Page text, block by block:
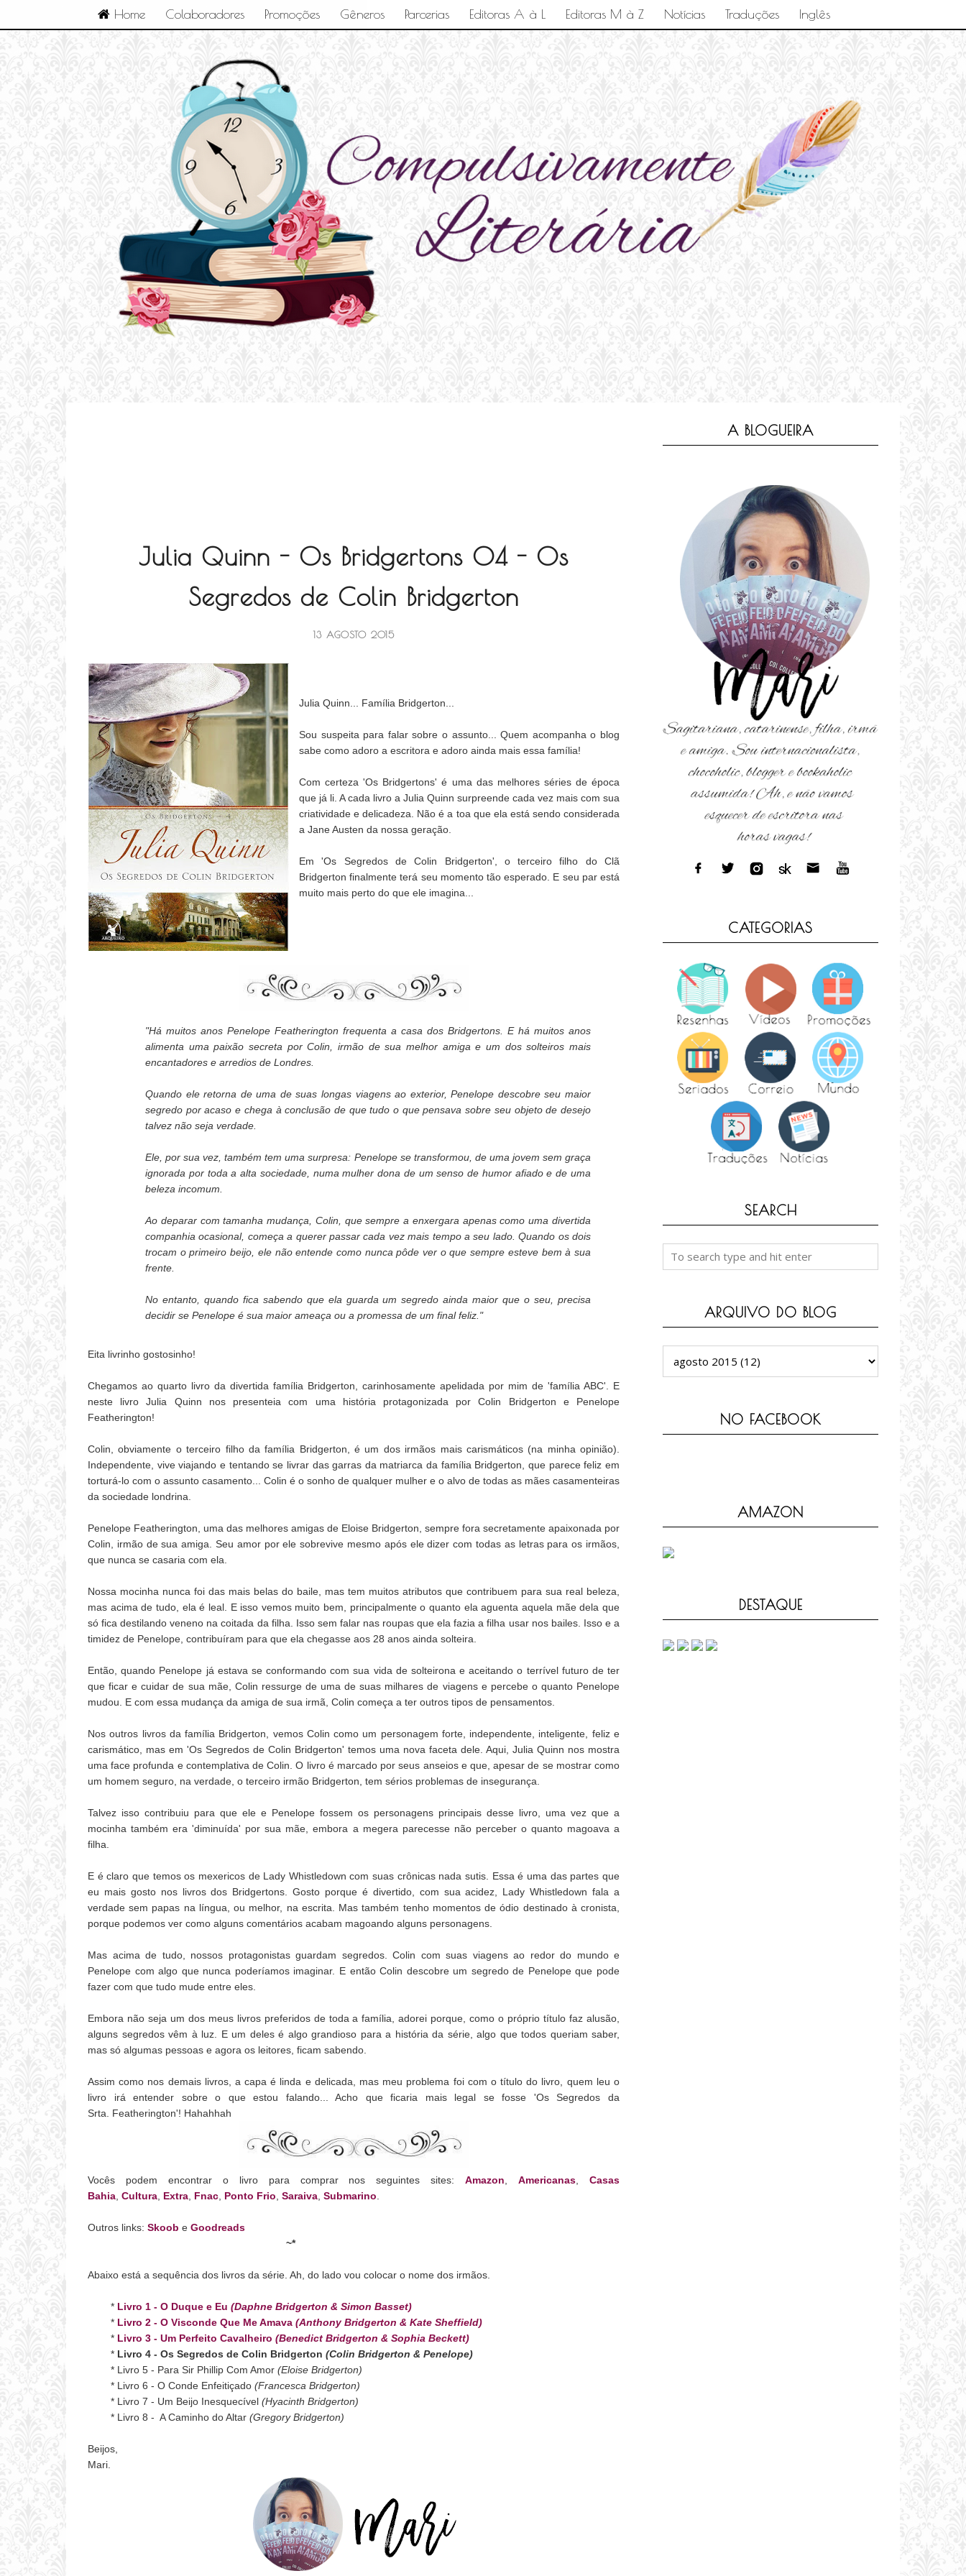
Home Colaboradores Promoções Gêneros Parcerias Editoras A à L Editoras M à Z Notícias Traduções Inglês
Julia Quinn - Os Bridgertons 04 - Os
Segredos de Colin Bridgerton
13 AGOSTO 2015
Julia Quinn... Família Bridgerton...
Sou suspeita para falar sobre o assunto... Quem acompanha o blog
sabe como adoro a escritora e adoro ainda mais essa família!
Com certeza 'Os Bridgertons' é uma das melhores séries de época
que já li. A cada livro a Julia Quinn surpreende cada vez mais com sua
criatividade e delicadeza. Não é a toa que ela está sendo considerada
a Jane Austen da nossa geração.
Em 'Os Segredos de Colin Bridgerton', o terceiro filho do Clã
Bridgerton finalmente terá seu momento tão esperado. E seu par está
muito mais perto do que ele imagina...
"Há muitos anos Penelope Featherington frequenta a casa dos Bridgertons. E há muitos anos
alimenta uma paixão secreta por Colin, irmão de sua melhor amiga e um dos solteiros mais
encantadores e arredios de Londres.
Quando ele retorna de uma de suas longas viagens ao exterior, Penelope descobre seu maior
segredo por acaso e chega à conclusão de que tudo o que pensava sobre seu objeto de desejo
talvez não seja verdade.
Ele, por sua vez, também tem uma surpresa: Penelope se transformou, de uma jovem sem graça
ignorada por toda a alta sociedade, numa mulher dona de um senso de humor afiado e de uma
beleza incomum.
Ao deparar com tamanha mudança, Colin, que sempre a enxergara apenas como uma divertida
companhia ocasional, começa a querer passar cada vez mais tempo a seu lado. Quando os dois
trocam o primeiro beijo, ele não entende como nunca pôde ver o que sempre esteve bem à sua
frente.
No entanto, quando fica sabendo que ela guarda um segredo ainda maior que o seu, precisa
decidir se Penelope é sua maior ameaça ou a promessa de um final feliz."
Eita livrinho gostosinho!
Chegamos ao quarto livro da divertida família Bridgerton, carinhosamente apelidada por mim de 'família ABC'. E
neste livro Julia Quinn nos presenteia com uma história protagonizada por Colin Bridgerton e Penelope
Featherington!
Colin, obviamente o terceiro filho da família Bridgerton, é um dos irmãos mais carismáticos (na minha opinião).
Independente, vive viajando e tentando se livrar das garras da matriarca da família Bridgerton, que parece feliz em
torturá-lo com o assunto casamento... Colin é o sonho de qualquer mulher e o alvo de todas as mães casamenteiras
da sociedade londrina.
Penelope Featherington, uma das melhores amigas de Eloise Bridgerton, sempre fora secretamente apaixonada por
Colin, irmão de sua amiga. Seu amor por ele sobrevive mesmo após ele dizer com todas as letras para os irmãos,
que nunca se casaria com ela.
Nossa mocinha nunca foi das mais belas do baile, mas tem muitos atributos que contribuem para sua real beleza,
mas acima de tudo, ela é leal. E isso vemos muito bem, principalmente o quanto ela aguenta aquela mãe dela que
só fica destilando veneno na coitada da filha. Isso sem falar nas roupas que ela fazia a filha usar nos bailes. Isso e a
timidez de Penelope, contribuíram para que ela chegasse aos 28 anos ainda solteira.
Então, quando Penelope já estava se conformando com sua vida de solteirona e aceitando o terrível futuro de ter
que ficar e cuidar de sua mãe, Colin ressurge de uma de suas milhares de viagens e percebe o quanto Penelope
mudou. E com essa mudança da amiga de sua irmã, Colin começa a ter outros tipos de pensamentos.
Nos outros livros da família Bridgerton, vemos Colin como um personagem forte, independente, inteligente, feliz e
carismático, mas em 'Os Segredos de Colin Bridgerton' temos uma nova faceta dele. Aqui, Julia Quinn nos mostra
uma face profunda e contemplativa de Colin. O livro é marcado por seus anseios e que, apesar de se mostrar como
um homem seguro, na verdade, o terceiro irmão Bridgerton, tem sérios problemas de insegurança.
Talvez isso contribuiu para que ele e Penelope fossem os personagens principais desse livro, uma vez que a
mocinha também era 'diminuída' por sua mãe, embora a megera parecesse não perceber o quanto magoava a
filha.
E é claro que temos os mexericos de Lady Whistledown com suas crônicas nada sutis. Essa é uma das partes que
eu mais gosto nos livros dos Bridgertons. Gosto porque é divertido, com sua acidez, Lady Whistledown fala a
verdade sem papas na língua, ou melhor, na escrita. Mas também tenho momentos de ódio destinado à cronista,
porque podemos ver como alguns comentários acabam magoando alguns personagens.
Mas acima de tudo, nossos protagonistas guardam segredos. Colin com suas viagens ao redor do mundo e
Penelope com algo que nunca poderíamos imaginar. E então Colin descobre um segredo de Penelope que pode
fazer com que tudo mude entre eles.
Embora não seja um dos meus livros preferidos de toda a família, adorei porque, como o próprio título faz alusão,
alguns segredos vêm à luz. E um deles é algo grandioso para a história da série, algo que todos queriam saber,
mas só algumas pessoas e agora os leitores, ficam sabendo.
Assim como nos demais livros, a capa é linda e delicada, mas meu problema foi com o título do livro, quem leu o
livro irá entender sobre o que estou falando... Acho que ficaria mais legal se fosse 'Os Segredos da
Srta. Featherington'! Hahahhah
Vocês podem encontrar o livro para comprar nos seguintes sites:Amazon ,Americanas ,Casas
Bahia Cultura Extra Fnac Ponto Frio Saraiva Submarino
Outros links: Skoob e Goodreads
~*
Abaixo está a sequência dos livros da série. Ah, do lado vou colocar o nome dos irmãos.
* Livro 1 - O Duque e Eu (Daphne Bridgerton & Simon Basset)
* Livro 2 - O Visconde Que Me Amava (Anthony Bridgerton & Kate Sheffield)
* Livro 3 - Um Perfeito Cavalheiro (Benedict Bridgerton & Sophia Beckett)
* Livro 4 - Os Segredos de Colin Bridgerton (Colin Bridgerton & Penelope)
* Livro 5 - Para Sir Phillip Com Amor (Eloise Bridgerton)
* Livro 6 - O Conde Enfeitiçado (Francesca Bridgerton)
* Livro 7 - Um Beijo Inesquecível (Hyacinth Bridgerton)
* Livro 8 - A Caminho do Altar (Gregory Bridgerton)
Beijos,
Mari.
A BLOGUEIRA
CATEGORIAS
SEARCH
ARQUIVO DO BLOG
NO FACEBOOK
AMAZON
DESTAQUE